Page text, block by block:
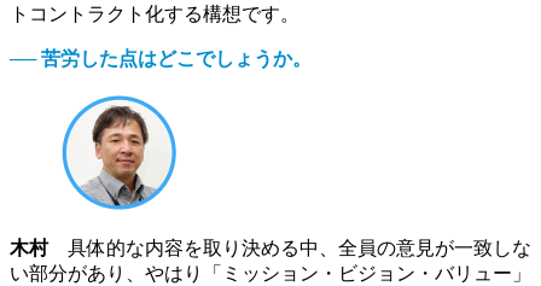
トコントラクト化する構想です。
── 苦労した点はどこでしょうか。
木村具体的な内容を取り決める中、全員の意見が一致しな
い部分があり、やはり「ミッション・ビジョン・バリュー」